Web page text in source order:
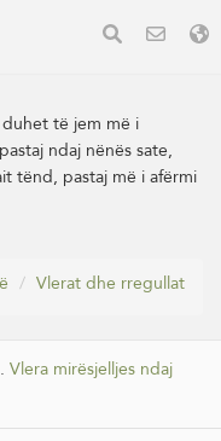
të jem më i
ndaj nënës sate,
tënd, pastaj më i afërmi
Vlerat dhe rregullat
. Vlera mirësjelljes ndaj